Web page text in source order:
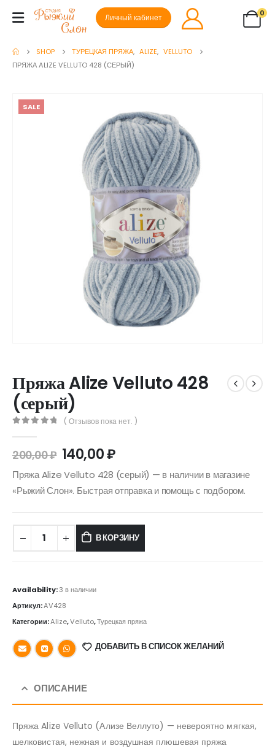
Личный кабинет
0
SHOP ТУРЕЦКАЯ ПРЯЖА, ALIZE, VELLUTO
ПРЯЖА ALIZE VELLUTO 428 (СЕРЫЙ)
SALE
Пряжа Alize Velluto 428
(серый)
( Отзывов пока нет. )
200,00₽ 140,00₽
Пряжа Alize Velluto 428 (серый) — в наличии в магазине
«Рыжий Слон». Быстрая отправка и помощь с подбором.
В КОРЗИНУ
Availability:3 в наличии
Артикул:AV428
Категории:Alize,Velluto,Турецкая пряжа
ДОБАВИТЬ В СПИСОК ЖЕЛАНИЙ
ОПИСАНИЕ
Пряжа Alize Velluto (Ализе Веллуто) — невероятно мягкая,
шелковистая, нежная и воздушная плюшевая пряжа